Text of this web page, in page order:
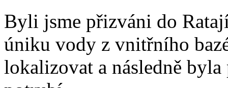
Byli jsme přizváni do
úniku vody z vnitřního
lokalizovat a následně